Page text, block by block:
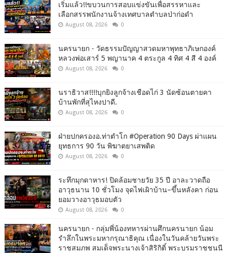
เริ่มแล้ว!!ขบวนการสอบแข่งขันเพื่อสรรหาและ
เลือกสรรพนักงานจ้างเทศบาลตำบลป่าก่อดำ
August 08, 2026 0
นครนายก - วัดธรรมปัญญาสวดมหาพุทธาภิเษกองค์
หลวงพ่อเสาร์ 5 พญานาค 4 ตระกูล 4 ทิศ 4 สี 4 องค์
August 08, 2026 0
นราธิวาส!!!!บุกยิงลูกจ้างเชือดไก่ 3 นัดซ้อนตายคา
บ้านพักที่สุไหงปาดี.
August 08, 2026 0
ฝ่ายปกครองอ.ท่าตำโก #Operation 90 Days ผ่าแผน
ยุทธการ 90 วัน พิฆาตยาเสพติด
August 08, 2026 0
ระทึกมุกดาหาร! ปิดล้อมชายวัย 35 ปี อาละวาดถือ
อาวุธนาน 10 ชั่วโมง จุดไฟเผิาบ้าน–ขึ้นหลังคา ก่อน
ยอมวางอาวุธมอบตัว
August 08, 2026 0
นครนายก - กลุ่มพี่น้องทหารผ่านศึกนครนายก น้อม
รำลึกในพระมหากรุณาธิคุณ เนื่องในวันคล้ายวันพระ
ราชสมภพ สมเด็จพระนางเจ้าสิริกิติ์ พระบรมราชชนนี